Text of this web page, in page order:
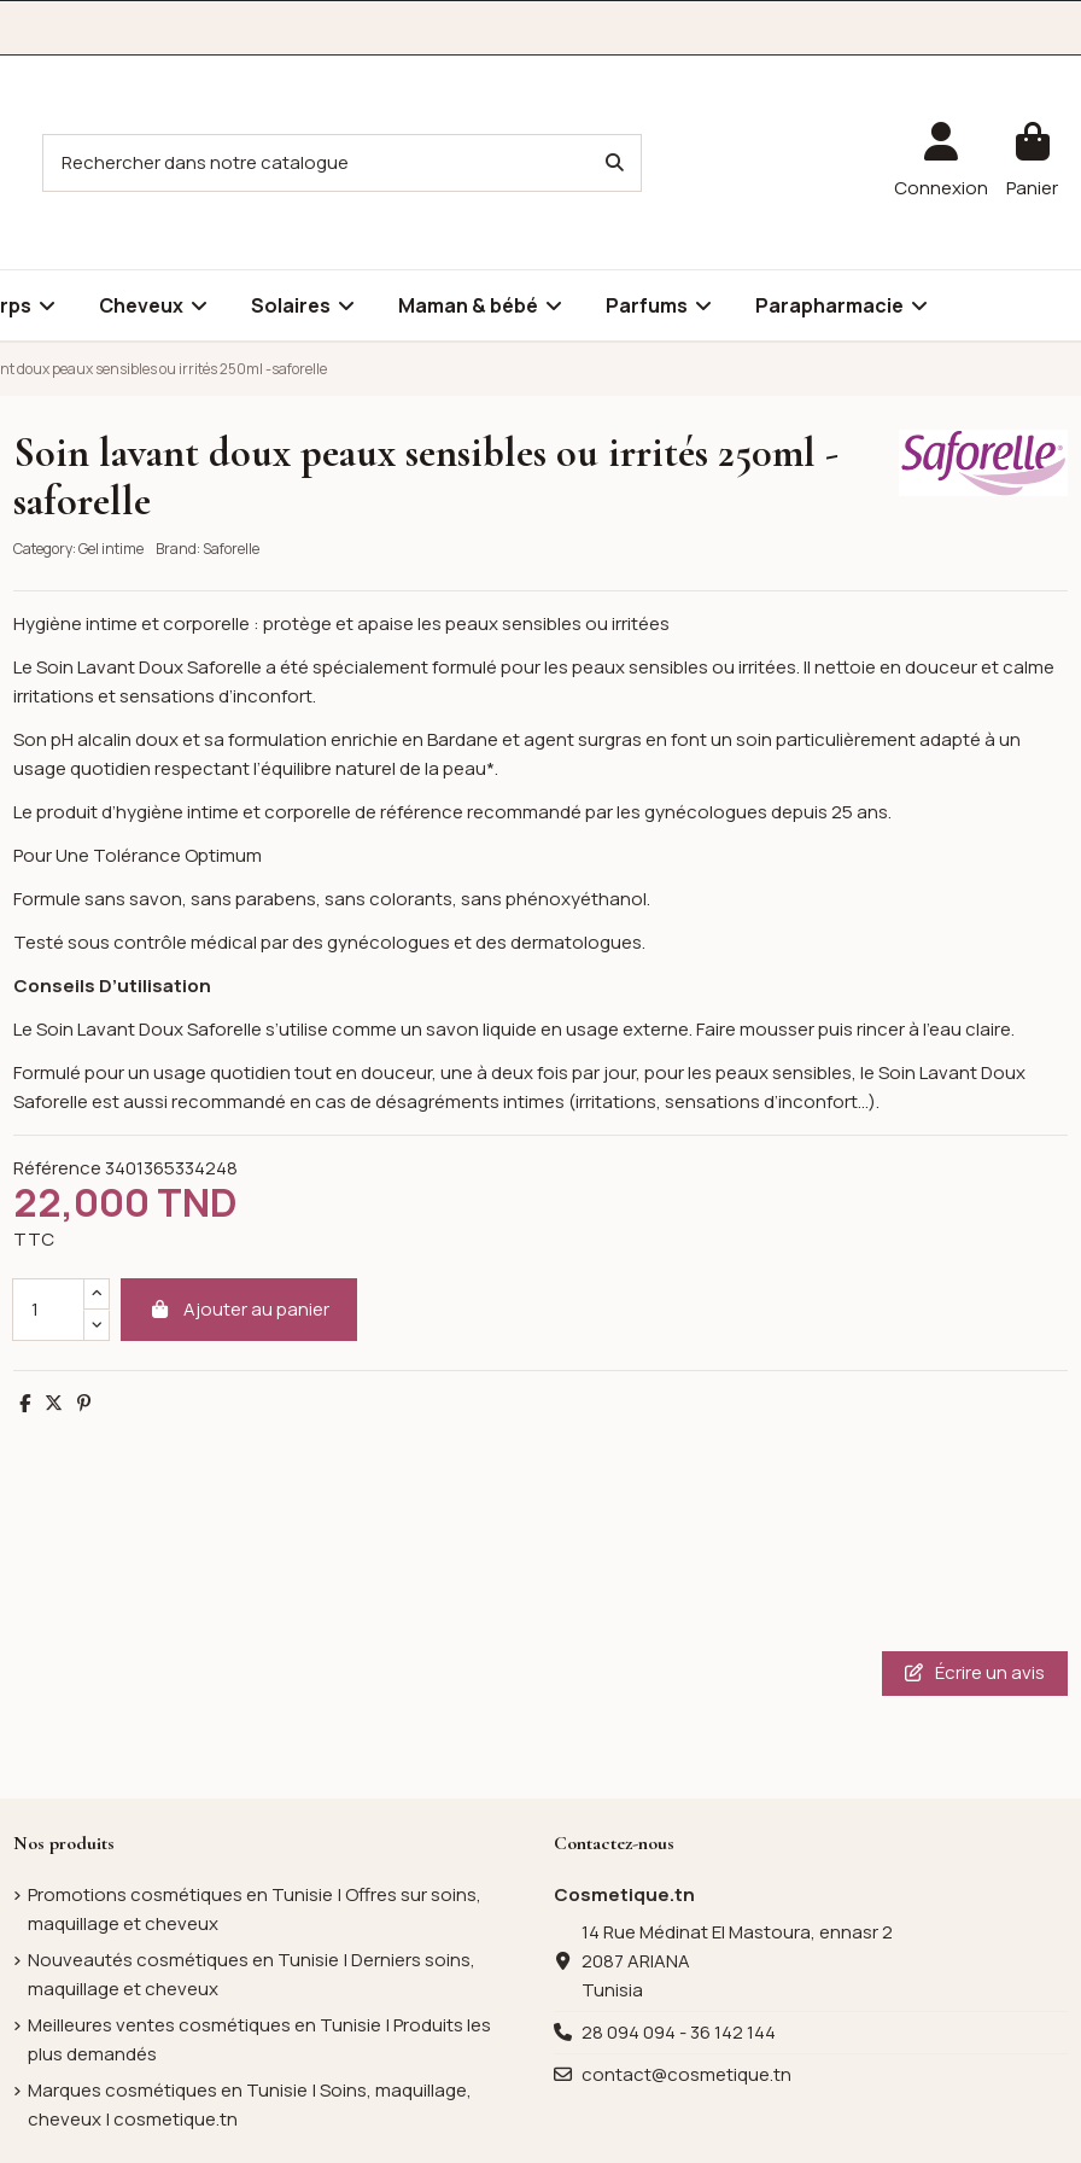
Connexion Panier
Cheveux Solaires Maman & bébé Parfums Parapharmacie
doux peaux sensibles ou irrités 250ml -saforelle
ou irrités 250ml -saforelle
image gallery for Soin lavant doux peaux sensibles ou irrités 250ml -saforelle
Saforelle
Soin lavant doux peaux sensibles ou irrités 250ml -
saforelle
Category:Gel intime Brand: Saforelle
Hygiène intime et corporelle : protège et apaise les peaux sensibles ou irritées
Le Soin Lavant Doux Saforelle a été spécialement formulé pour les peaux sensibles ou irritées. Il nettoie en douceur et calme
irritations et sensations d’inconfort.
Son pH alcalin doux et sa formulation enrichie en Bardane et agent surgras en font un soin particulièrement adapté à un
usage quotidien respectant l’équilibre naturel de la peau*.
Le produit d’hygiène intime et corporelle de référence recommandé par les gynécologues depuis 25 ans.
Pour Une Tolérance Optimum
Formule sans savon, sans parabens, sans colorants, sans phénoxyéthanol.
Testé sous contrôle médical par des gynécologues et des dermatologues.
Conseils D’utilisation
Le Soin Lavant Doux Saforelle s’utilise comme un savon liquide en usage externe. Faire mousser puis rincer à l’eau claire.
Formulé pour un usage quotidien tout en douceur, une à deux fois par jour, pour les peaux sensibles, le Soin Lavant Doux
Saforelle est aussi recommandé en cas de désagréments intimes (irritations, sensations d’inconfort…).
Référence 3401365334248
22,000 TND
TTC
Ajouter au panier
Partager
TweetPinterest
Écrire un avis
Nos produits
Promotions cosmétiques en Tunisie | Offres sur soins,
maquillage et cheveux
Nouveautés cosmétiques en Tunisie | Derniers soins,
maquillage et cheveux
Meilleures ventes cosmétiques en Tunisie | Produits les
plus demandés
Marques cosmétiques en Tunisie | Soins, maquillage,
cheveux | cosmetique.tn
Contactez-nous
Cosmetique.tn
14 Rue Médinat El Mastoura, ennasr 2
2087 ARIANA
Tunisia
28 094 094 - 36 142 144
contact@cosmetique.tn